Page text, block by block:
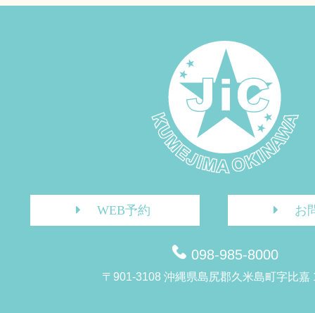
WEB予約 お
098-985-8000
〒901-3108 沖縄県島尻郡久米島町字比嘉